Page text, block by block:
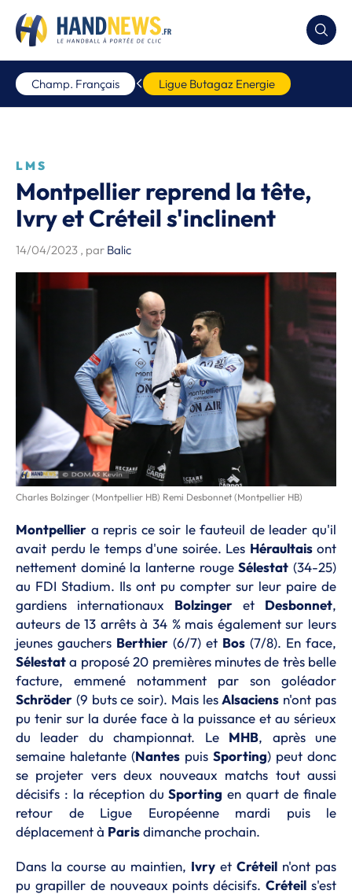
Champ. Français Ligue Butagaz Energie
LMS
Montpellier reprend la tête,
Ivry et Créteil s'inclinent
14/04/2023 , par Balic
Charles Bolzinger (Montpellier HB) Remi Desbonnet (Montpellier HB)
Montpellier a repris ce soir le fauteuil de leader qu'il
avait perdu le temps d'une soirée. Les Héraultaisont
nettement dominé la lanterne rougeSélestat (34-25)
au FDI Stadium. Ils ont pu compter sur leur paire de
gardiens internationaux Bolzinger et Desbonnet,
auteurs de 13 arrêts à 34 % mais également sur leurs
jeunes gauchers Berthier (6/7) et Bos (7/8). En face,
Sélestata proposé 20 premières minutes de très belle
facture, emmené notamment par son goléador
Schröder (9 buts ce soir). Mais lesAlsaciens n'ont pas
pu tenir sur la durée face à la puissance et au sérieux
du leader du championnat. Le MHB, après une
semaine haletante (Nantes puis Sporting) peut donc
se projeter vers deux nouveaux matchs tout aussi
décisifs : la réception duSporting en quart de finale
retour de Ligue Européenne mardi puis le
déplacement à Parisdimanche prochain.
Dans la course au maintien, Ivry et Créteil n'ont pas
pu grapiller de nouveaux points décisifs.Créteil s'est